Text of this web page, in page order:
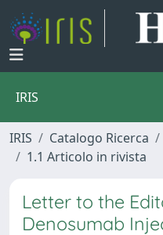
IRIS
IRIS Catalogo Ricerca
1.1 Articolo in rivista
Letter to the
Denosumab